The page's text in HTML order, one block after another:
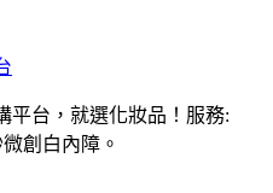
平台，就選化妝品！服務:
創白內障。